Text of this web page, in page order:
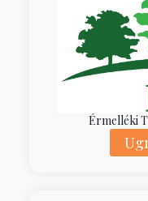
Érmelléki